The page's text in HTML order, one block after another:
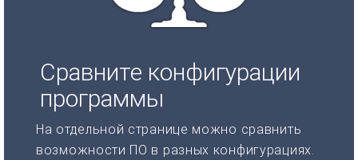
Сравните конфигурации
программы
На отдельной странице можно сравнить
возможности ПО в разных конфигурациях.